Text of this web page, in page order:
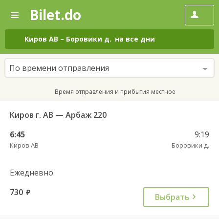
—
Поиск
и
покупка
билетов
на
автобус
онлайн
Bilet.do
Киров АВ – Боровики д. на все дни
По времени отправления
Время отправления и прибытия местное
Киров г. АВ — Арбаж 220
6:45
Киров АВ
9:19
Боровики д.
Ежедневно
730 руб. Выбрать